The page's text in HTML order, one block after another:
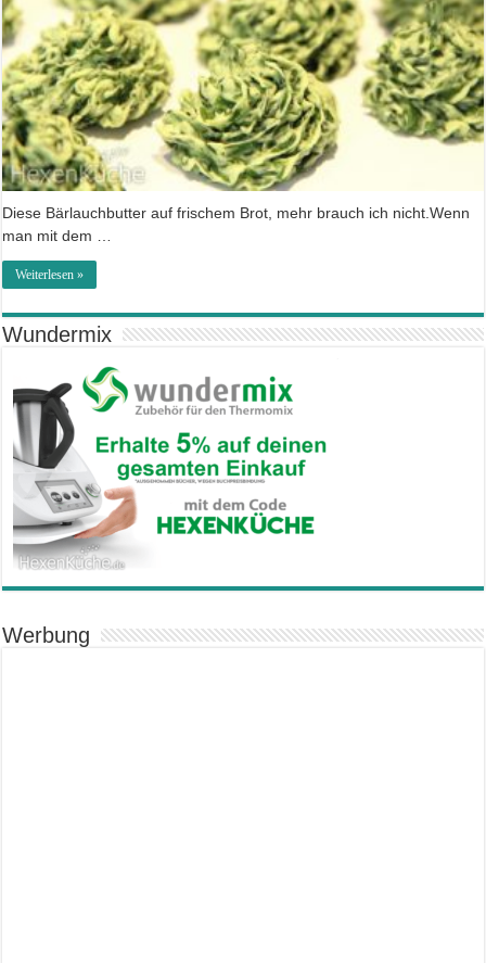
Diese Bärlauchbutter auf frischem Brot, mehr brauch ich nicht.Wenn
man mit dem …
Weiterlesen »
Wundermix
Werbung